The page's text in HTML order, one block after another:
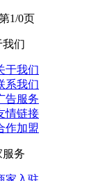
1/0页
我们
于我们
系我们
告服务
情链接
作加盟
服务